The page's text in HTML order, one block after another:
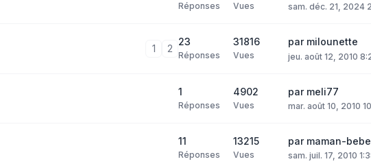
Réponses Vues sam. déc. 21, 2024
1 2
23
Réponses
31816
Vues
par milounette
jeu. août 12, 2010
1
Réponses
4902
Vues
par meli77
mar. août 10, 2010
11
Réponses
13215
Vues
par maman-bebe
sam. juil. 17, 2010